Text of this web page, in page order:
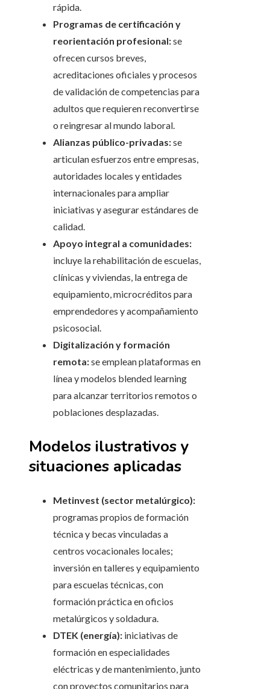
rápida.
Programas de certificación y
reorientación profesional:se
ofrecen cursos breves,
acreditaciones oficiales y procesos
de validación de competencias para
adultos que requieren reconvertirse
o reingresar al mundo laboral.
Alianzas público-privadas:se
articulan esfuerzos entre empresas,
autoridades locales y entidades
internacionales para ampliar
iniciativas y asegurar estándares de
calidad.
Apoyo integral a comunidades:
incluye la rehabilitación de escuelas,
clínicas y viviendas, la entrega de
equipamiento, microcréditos para
emprendedores y acompañamiento
psicosocial.
Digitalización y formación
remota:se emplean plataformas en
línea y modelos blended learning
para alcanzar territorios remotos o
poblaciones desplazadas.
Modelos ilustrativos y
situaciones aplicadas
Metinvest (sector metalúrgico):
programas propios de formación
técnica y becas vinculadas a
centros vocacionales locales;
inversión en talleres y equipamiento
para escuelas técnicas, con
formación práctica en oficios
metalúrgicos y soldadura.
DTEK (energía): iniciativas de
formación en especialidades
eléctricas y de mantenimiento, junto
con proyectos comunitarios para